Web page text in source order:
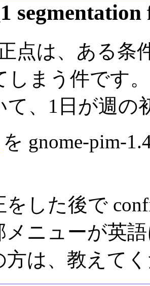
segmentation
点は、ある条
しまう件です
て、1日が週の
を gnome-pim-
した後で
メニューが英
方は、教えて